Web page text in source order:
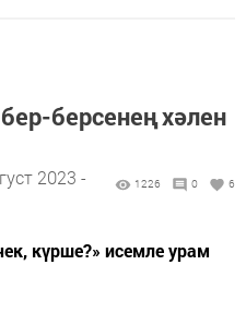
берсенең хәлен
2023 -
1226 0 6
күрше?» исемле урам